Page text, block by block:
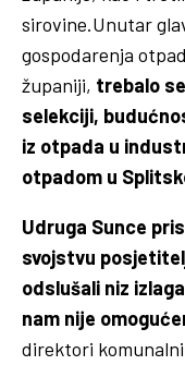
sirovine.Unutar
gospodarenja
županiji, trebalo
selekciji,
iz otpada u
otpadom u
Udruga Sunce
svojstvu
odslušali niz
nam nije
direktori